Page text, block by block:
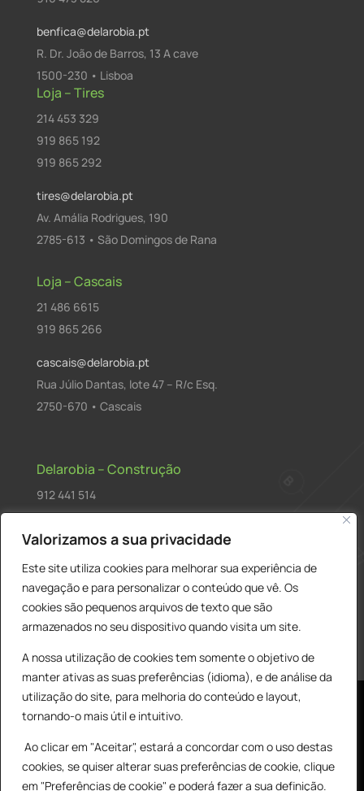
Valorizamos a sua privacidade
Este site utiliza cookies para melhorar sua experiência de
navegação e para personalizar o conteúdo que vê. Os
cookies são pequenos arquivos de texto que são
armazenados no seu dispositivo quando visita um site.
A nossa utilização de cookies tem somente o objetivo de
manter ativas as suas preferências (idioma), e de análise da
utilização do site, para melhoria do conteúdo e layout,
tornando-o mais útil e intuitivo.
Ao clicar em "Aceitar", estará a concordar com o uso destas
cookies, se quiser alterar suas preferências de cookie, clique
em "Preferências de cookie" e poderá fazer a sua definição.
benfica@delarobia.pt
R. Dr. João de Barros, 13 A cave
1500-230 • Lisboa
Loja – Tires
214 453 329
919 865 192
919 865 292
tires@delarobia.pt
Av. Amália Rodrigues, 190
2785-613 • São Domingos de Rana
Loja – Cascais
21 486 6615
919 865 266
cascais@delarobia.pt
Rua Júlio Dantas, lote 47 – R/c Esq.
2750-670 • Cascais
Delarobia – Construção
912 441 514
R. António Andrade, 1171
2820-287 • Charneca de Caparica
Products
search PESQUISAR
© All Copyright 2025 by Delarobia.pt 0